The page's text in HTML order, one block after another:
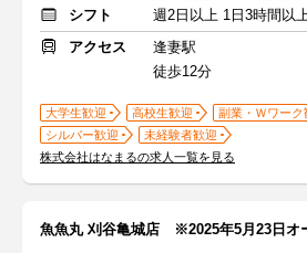
シフト
週2日以上 1日3時間以
アクセス
逢妻駅
徒歩12分
大学生歓迎 高校生歓迎
副業・Ｗワーク
シルバー歓迎
未経験者歓迎
株式会社はなまるの求人一覧を見る
魚魚丸 刈谷亀城店 ※2025年5月23日オ